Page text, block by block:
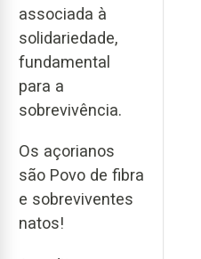
associada à
solidariedade,
fundamental
para a
sobrevivência.
Os açorianos
são Povo de fibra
e sobreviventes
natos!